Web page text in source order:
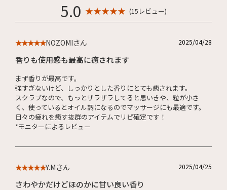
5.0 ★ ★ ★ ★ ★ (15レビュー)
★★★★★NOZOMIさん 2025/04/28
香りも使用感も最高に癒されます
まず香りが最高です。
強すぎないけど、しっかりとした香りにとても癒されます。
スクラブなので、もっとザラザラしてると思いきや、粒が小さ
く、使っているとオイル調になるのでマッサージにも最適です。
日々の疲れを癒す抜群のアイテムでリピ確定です！
*モニターによるレビュー
★★★★★Y.Mさん 2025/04/25
さわやかだけどほのかに甘い良い香り